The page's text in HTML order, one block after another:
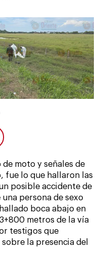
de moto y señales de
fue lo que hallaron las
posible accidente de
persona de sexo
boca abajo en
metros de la vía
testigos que
la presencia del